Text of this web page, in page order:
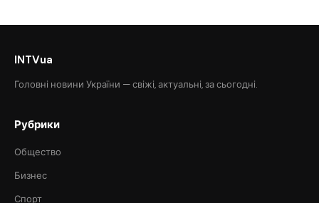
INTVua
Головні новини України — свіжі, актуальні, за сьогодні.
Рубрики
Общество
Бизнес
Спорт